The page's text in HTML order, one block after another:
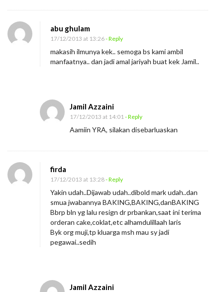
abu ghulam
17/12/2013 at 13:26- Reply
makasih ilmunya kek.. semoga bs kami ambil
manfaatnya.. dan jadi amal jariyah buat kek Jamil..
Jamil Azzaini
17/12/2013 at 14:01 - Reply
Aamiin YRA, silakan disebarluaskan
firda
17/12/2013 at 13:28- Reply
Yakin udah..Dijawab udah..dibold mark udah..dan
smua jwabannya BAKING,BAKING,danBAKING
Bbrp bln yg lalu resign dr prbankan,saat ini terima
orderan cake,coklat,etc alhamdulillaah laris
Byk org muji,tp kluarga msh mau sy jadi
pegawai..sedih
Jamil Azzaini